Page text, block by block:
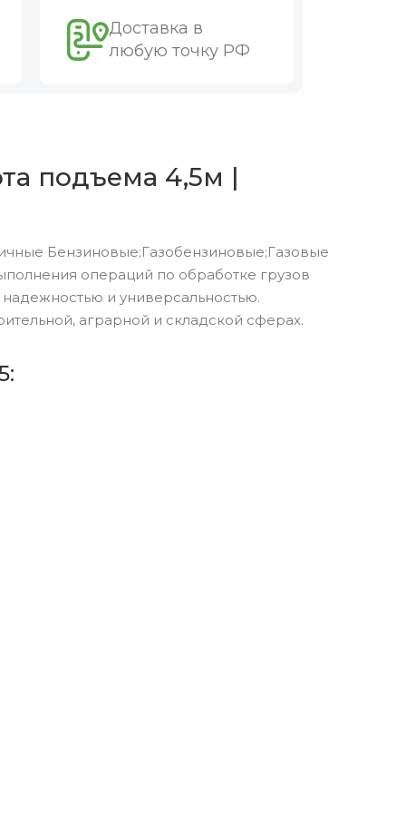
Доставка в
любую точку РФ
подъема 4,5м |
Бензиновые;Газобензиновые;Газовые
операций по обработке грузов
и универсальностью.
аграрной и складской сферах.